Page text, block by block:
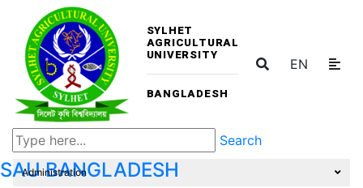
SYLHET
AGRICULTURAL
UNIVERSITY
BANGLADESH
EN
Search
SAUBANGLADESH
Administration